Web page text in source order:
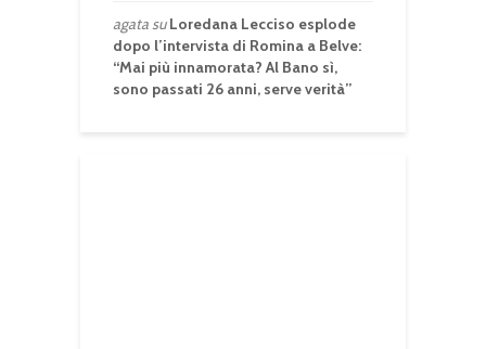
agatasuLoredana Lecciso esplode
dopo l’intervista di Romina a Belve:
“Mai più innamorata? Al Bano sì,
sono passati 26 anni, serve verità”